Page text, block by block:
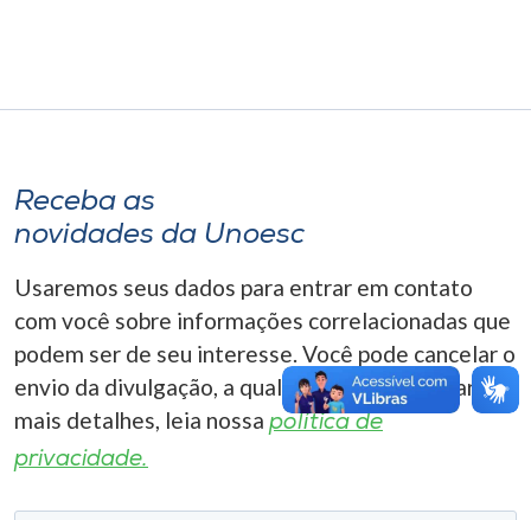
A+
Receba as
novidades da Unoesc
Usaremos seus dados para entrar em contato
com você sobre informações correlacionadas que
podem ser de seu interesse. Você pode cancelar o
envio da divulgação, a qualquer momento. Para
mais detalhes, leia nossa política de
privacidade.